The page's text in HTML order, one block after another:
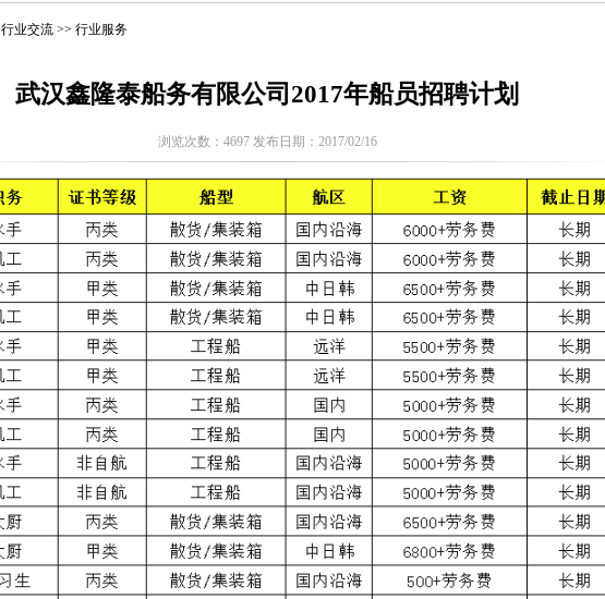
行业交流 >> 行业服务
武汉鑫隆泰船务有限公司2017年船员招聘计划
浏览次数：4697 发布日期：2017/02/16